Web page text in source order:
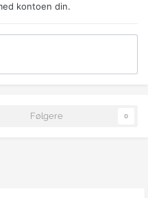
kontoen din.
Følgere 0